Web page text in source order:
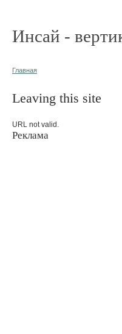
Инсай -
Главная
Leaving this site
URL not valid.
Реклама